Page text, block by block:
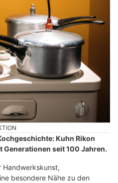
Kuhn Rikon
seit 100 Jahren.
Handwerkskunst,
besondere Nähe zu den